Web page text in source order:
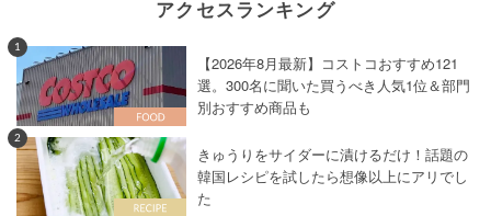
アクセスランキング
1
【2026年8月最新】コストコおすすめ121
選。300名に聞いた買うべき人気1位＆部門
別おすすめ商品も
2
きゅうりをサイダーに漬けるだけ！話題の
韓国レシピを試したら想像以上にアリでし
た